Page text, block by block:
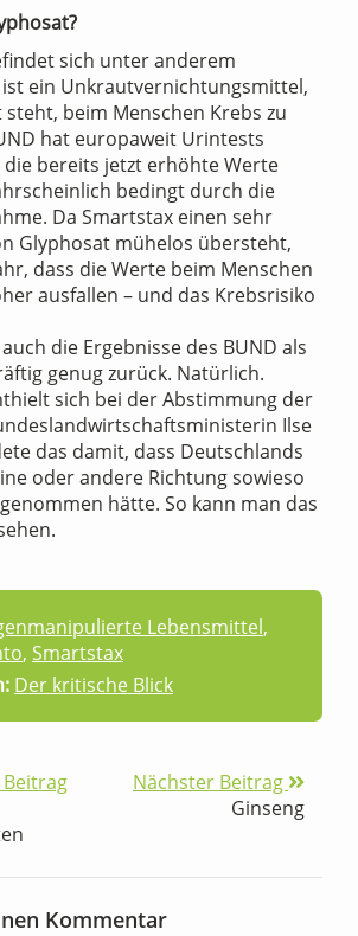
sich unter anderem
ist ein Unkrautvernichtungsmittel,
beim Menschen Krebs zu
hat europaweit Urintests
bereits jetzt erhöhte Werte
bedingt durch die
Da Smartstax einen sehr
Glyphosat mühelos übersteht,
dass die Werte beim Menschen
ausfallen – und das Krebsrisiko
die Ergebnisse des BUND als
genug zurück. Natürlich.
sich bei der Abstimmung der
Ilse
das damit, dass Deutschlands
oder andere Richtung sowieso
hätte. So kann man das
Lebensmittel,
, Smartstax
Der kritische Blick
Nächster Beitrag
Ginseng
Kommentar